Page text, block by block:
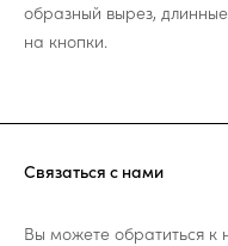
образный вырез,
на кнопки.
Связаться с нами
Вы можете обратиться к